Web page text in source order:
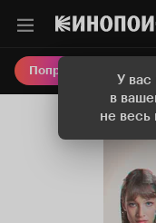
У вас
в
не весь
Попробовать Плюс